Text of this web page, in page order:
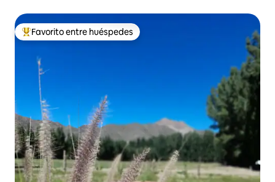
Favorito entre huéspedes preferido
Favorito entre huéspedes